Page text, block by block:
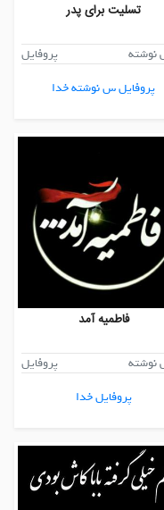
تسلیت برای پدر
پروفایل
پروفایل س نوشته خدا
فاطمیه آمد
پروفایل
پروفایل خدا